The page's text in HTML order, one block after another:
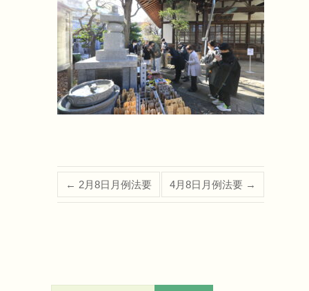
← 2月8日月例法要 4月8日月例法要 →